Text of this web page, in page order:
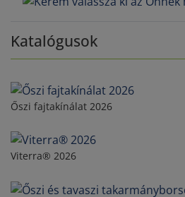
Katalógusok
Őszi fajtakínálat 2026
Viterra® 2026